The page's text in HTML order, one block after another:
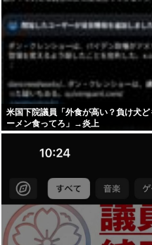
米国下院議員「外食が高い？負け犬
ーメン食ってろ」→炎上